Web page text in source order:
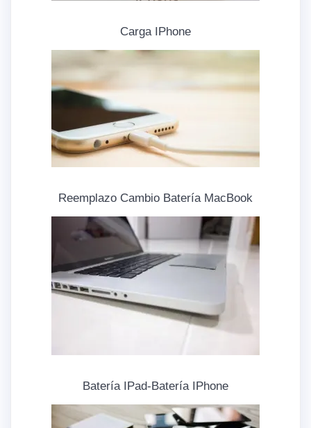
Carga IPhone
Reemplazo Cambio Batería MacBook
Batería IPad-Batería IPhone